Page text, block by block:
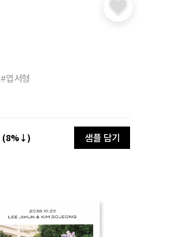
#엽서형
(8%↓) 샘플 담기